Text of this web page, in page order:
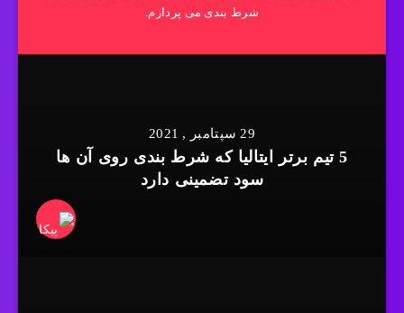
شرط بندی می پردازم.
29 سپتامبر , 2021
5 تیم برتر ایتالیا که شرط بندی روی آن ها
سود تضمینی دارد